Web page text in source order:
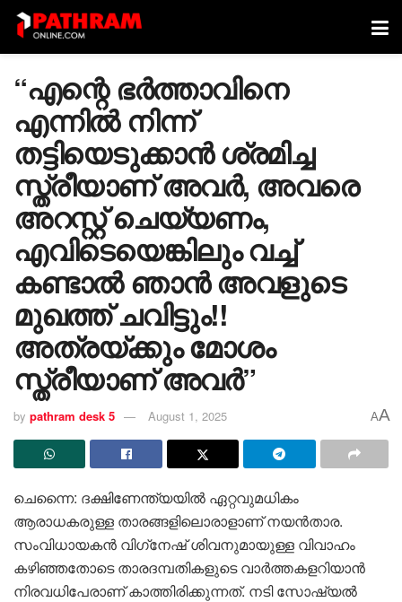
“എന്റെ ഭർത്താവിനെ
എന്നിൽ നിന്ന്
തട്ടിയെടുക്കാൻ ശ്രമിച്ച
സ്ത്രീയാണ് അവർ, അവരെ
അറസ്റ്റ് ചെയ്യണം,
എവിടെയെങ്കിലും വച്ച്
കണ്ടാൽ ഞാൻ അവളുടെ
മുഖത്ത് ചവിട്ടും!!
അത്രയ്ക്കും മോശം
സ്ത്രീയാണ് അവർ”
by pathram desk 5 August 1, 2025 AA
ചെന്നൈ: ദക്ഷിണേന്ത്യയിൽ ഏറ്റവുമധികം
ആരാധകരുള്ള താരങ്ങളിലൊരാളാണ് നയൻതാര.
സംവിധായകൻ വിഗ്‌നേഷ് ശിവനുമായുള്ള വിവാഹം
കഴിഞ്ഞതോടെ താരദമ്പതികളുടെ വാർത്തകളറിയാൻ
നിരവധിപേരാണ് കാത്തിരിക്കുന്നത്. നടി സോഷ്യൽ